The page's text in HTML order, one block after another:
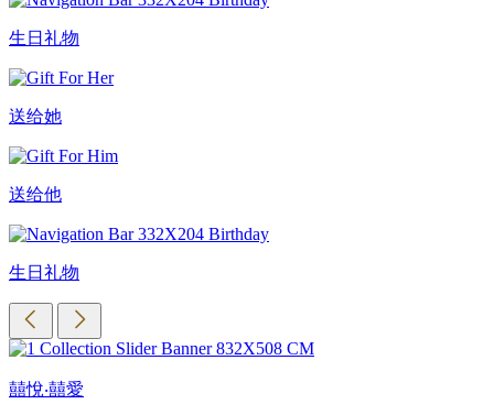
生日礼物
送给她
送给他
生日礼物
囍悅‧囍愛